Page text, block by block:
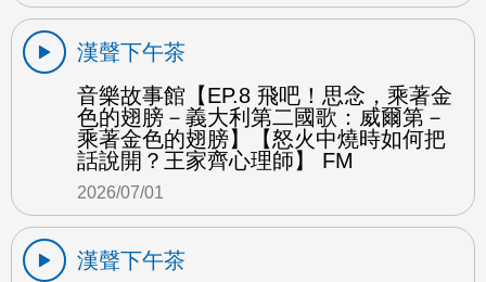
漢聲下午茶
音樂故事館【EP.8 飛吧！思念，乘著金
色的翅膀－義大利第二國歌：威爾第－
乘著金色的翅膀】【怒火中燒時如何把
話說開？王家齊心理師】 FM
2026/07/01
漢聲下午茶